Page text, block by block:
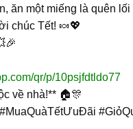
ăn một miếng là quên lối
chúc Tết! 🍬💖
qr/p/10psjfdtldo77
về nhà!** 🏠🎊